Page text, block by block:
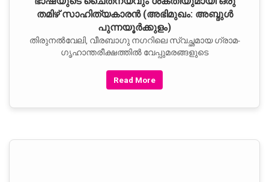
തമിഴ് സാഹിത്യകാരന്‍ (അഭിമുഖം: അബ്ദുള്‍
പുന്നയൂര്‍ക്കുളം)
തിരുനല്‍വേലി, വീരബാഗു നഗറിലെ സ്വച്ഛമായ ഗ്രാമ-
ഗൃഹാന്തരീക്ഷത്തില്‍ വേപ്പുമരങ്ങളുടെ
Read More